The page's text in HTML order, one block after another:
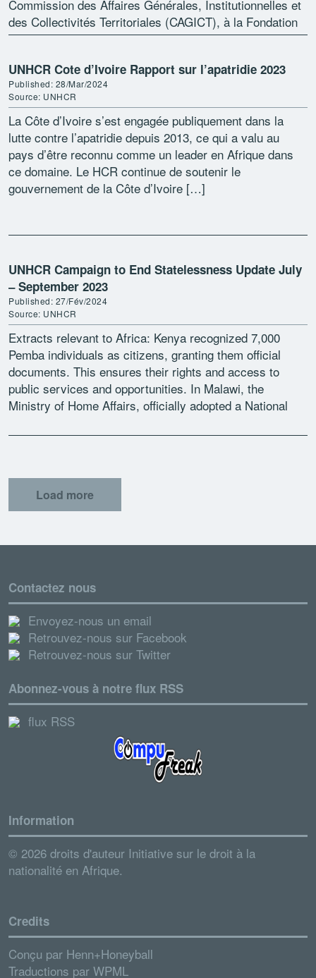
Commission des Affaires Générales, Institutionnelles et
des Collectivités Territoriales (CAGICT), à la Fondation
[…]
UNHCR Cote d’Ivoire Rapport sur l’apatridie 2023
Published: 28/Mar/2024
Source: UNHCR
La Côte d’Ivoire s’est engagée publiquement dans la
lutte contre l’apatridie depuis 2013, ce qui a valu au
pays d’être reconnu comme un leader en Afrique dans
ce domaine. Le HCR continue de soutenir le
gouvernement de la Côte d’Ivoire […]
UNHCR Campaign to End Statelessness Update July
– September 2023
Published: 27/Fév/2024
Source: UNHCR
Extracts relevant to Africa: Kenya recognized 7,000
Pemba individuals as citizens, granting them official
documents. This ensures their rights and access to
public services and opportunities. In Malawi, the
Ministry of Home Affairs, officially adopted a National
Load more
Contactez nous
Envoyez-nous un email
Retrouvez-nous sur Facebook
Retrouvez-nous sur Twitter
Abonnez-vous à notre flux RSS
flux RSS
Information
© 2026 droits d'auteur Initiative sur le droit à la
nationalité en Afrique.
Credits
Conçu par Henn+Honeyball
Traductions par WPML